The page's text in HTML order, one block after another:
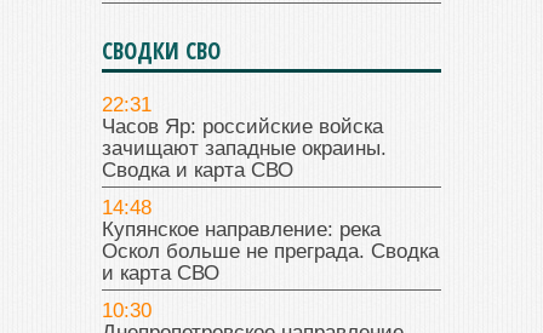
СВОДКИ СВО
22:31
Часов Яр: российские войска
зачищают западные окраины.
Сводка и карта СВО
14:48
Купянское направление: река
Оскол больше не преграда. Сводка
и карта СВО
10:30